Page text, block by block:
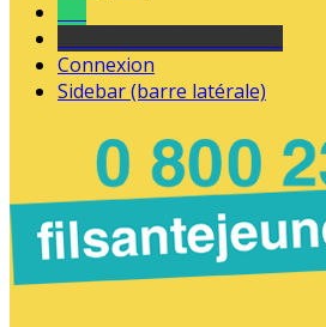
Connexion
Sidebar (barre latérale)